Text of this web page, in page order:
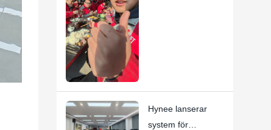
Hynee lanserar
system för